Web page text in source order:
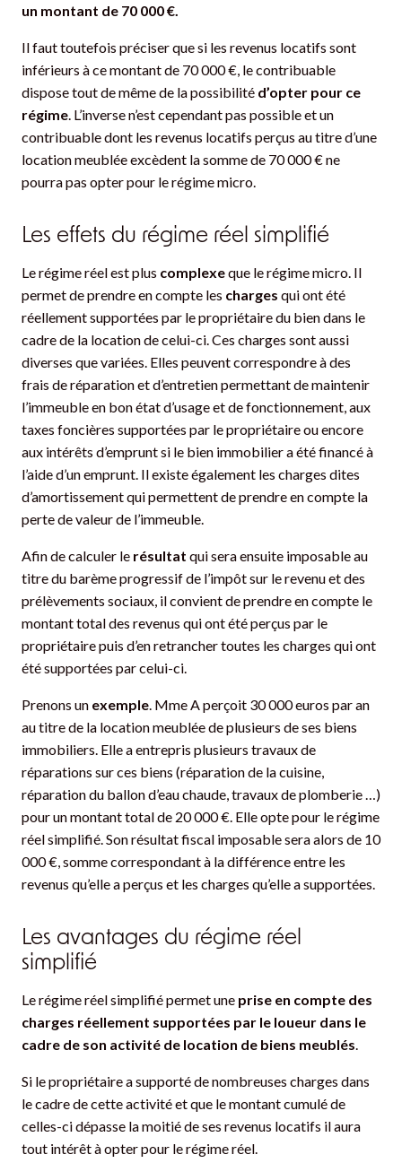
un montant de 70 000 €.
Il faut toutefois préciser que si les revenus locatifs sont
inférieurs à ce montant de 70 000 €, le contribuable
dispose tout de même de la possibilité d’opter pour ce
régime. L’inverse n’est cependant pas possible et un
contribuable dont les revenus locatifs perçus au titre d’une
location meublée excèdent la somme de 70 000 € ne
pourra pas opter pour le régime micro.
Les effets du régime réel simplifié
Le régime réel est plus complexeque le régime micro. Il
permet de prendre en compte les charges qui ont été
réellement supportées par le propriétaire du bien dans le
cadre de la location de celui-ci. Ces charges sont aussi
diverses que variées. Elles peuvent correspondre à des
frais de réparation et d’entretien permettant de maintenir
l’immeuble en bon état d’usage et de fonctionnement, aux
taxes foncières supportées par le propriétaire ou encore
aux intérêts d’emprunt si le bien immobilier a été financé à
l’aide d’un emprunt. Il existe également les charges dites
d’amortissement qui permettent de prendre en compte la
perte de valeur de l’immeuble.
Afin de calculer le résultat qui sera ensuite imposable au
titre du barème progressif de l’impôt sur le revenu et des
prélèvements sociaux, il convient de prendre en compte le
montant total des revenus qui ont été perçus par le
propriétaire puis d’en retrancher toutes les charges qui ont
été supportées par celui-ci.
Prenons un exemple. Mme A perçoit 30 000 euros par an
au titre de la location meublée de plusieurs de ses biens
immobiliers. Elle a entrepris plusieurs travaux de
réparations sur ces biens (réparation de la cuisine,
réparation du ballon d’eau chaude, travaux de plomberie …)
pour un montant total de 20 000 €. Elle opte pour le régime
réel simplifié. Son résultat fiscal imposable sera alors de 10
000 €, somme correspondant à la différence entre les
revenus qu’elle a perçus et les charges qu’elle a supportées.
Les avantages du régime réel
simplifié
Le régime réel simplifié permet une prise en compte des
charges réellement supportées par le loueur dans le
cadre de son activité de location de biens meublés.
Si le propriétaire a supporté de nombreuses charges dans
le cadre de cette activité et que le montant cumulé de
celles-ci dépasse la moitié de ses revenus locatifs il aura
tout intérêt à opter pour le régime réel.